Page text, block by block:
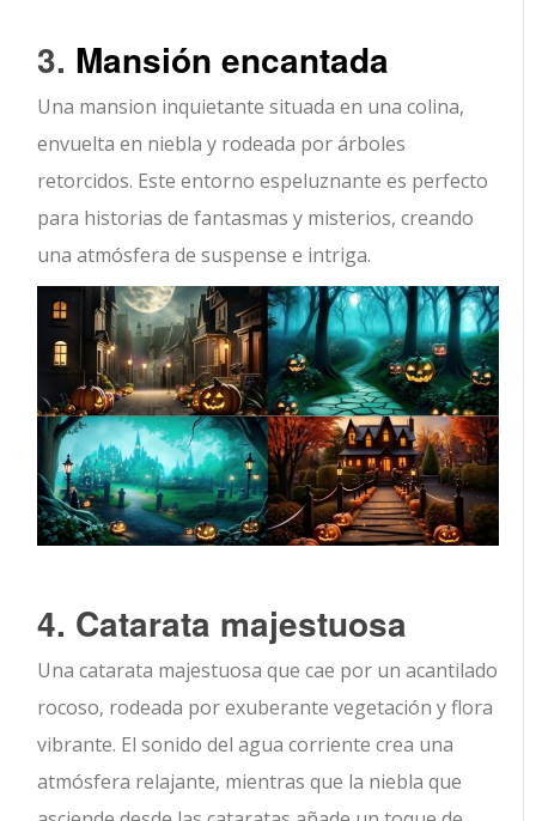
3. Mansión encantada
Una mansion inquietante situada en una colina,
envuelta en niebla y rodeada por árboles
retorcidos. Este entorno espeluznante es perfecto
para historias de fantasmas y misterios, creando
una atmósfera de suspense e intriga.
4. Catarata majestuosa
Una catarata majestuosa que cae por un acantilado
rocoso, rodeada por exuberante vegetación y flora
vibrante. El sonido del agua corriente crea una
atmósfera relajante, mientras que la niebla que